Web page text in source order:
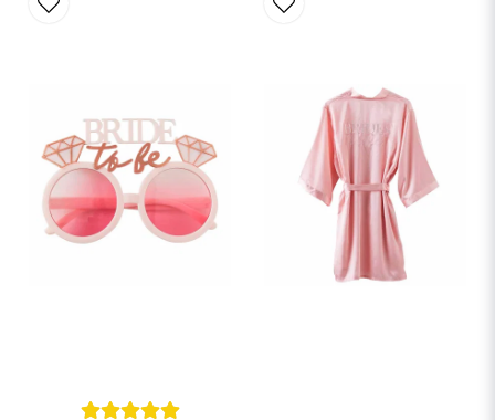
email
Mejladress
Ja, ni får publicera min fråga